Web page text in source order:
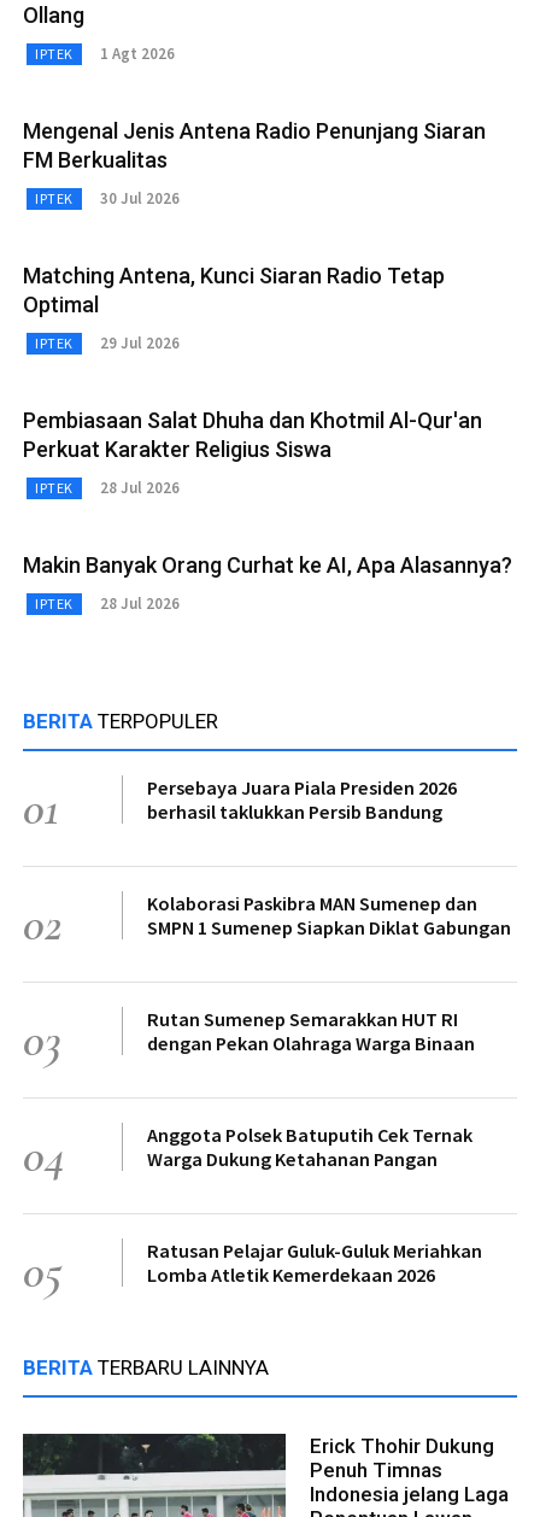
Ollang
IPTEK 1 Agt 2026
Mengenal Jenis Antena Radio Penunjang Siaran
FM Berkualitas
IPTEK 30 Jul 2026
Matching Antena, Kunci Siaran Radio Tetap
Optimal
IPTEK 29 Jul 2026
Pembiasaan Salat Dhuha dan Khotmil Al-Qur'an
Perkuat Karakter Religius Siswa
IPTEK 28 Jul 2026
Makin Banyak Orang Curhat ke AI, Apa Alasannya?
IPTEK 28 Jul 2026
BERITA TERPOPULER
01
Persebaya Juara Piala Presiden 2026
berhasil taklukkan Persib Bandung
02
Kolaborasi Paskibra MAN Sumenep dan
SMPN 1 Sumenep Siapkan Diklat Gabungan
03
Rutan Sumenep Semarakkan HUT RI
dengan Pekan Olahraga Warga Binaan
04
Anggota Polsek Batuputih Cek Ternak
Warga Dukung Ketahanan Pangan
05
Ratusan Pelajar Guluk-Guluk Meriahkan
Lomba Atletik Kemerdekaan 2026
BERITA TERBARU LAINNYA
Erick Thohir Dukung
Penuh Timnas
Indonesia jelang Laga